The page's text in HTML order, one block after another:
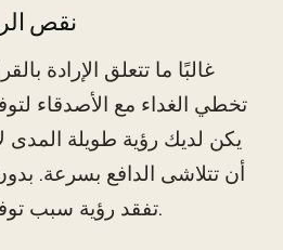
3. نقص
غالبًا ما تتعلق الإرادة
تخطي الغداء مع الأصدقاء
يكن لديك رؤية طويلة المدى
أن تتلاشى الدافع بسرعة.
تفقد رؤية سبب توفيرك في المقام الأول.